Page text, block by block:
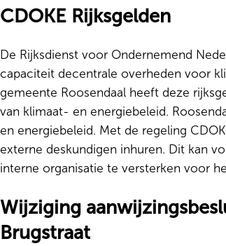
CDOKE Rijksgelden
De Rijksdienst voor Ondernemend
capaciteit decentrale overheden voor
gemeente Roosendaal heeft deze
van klimaat- en energiebeleid.
en energiebeleid. Met de regeling
externe deskundigen inhuren. Dit kan
interne organisatie te versterken voor
Wijziging
Brugstraat